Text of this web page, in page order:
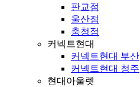
판교점
울산점
충청점
커넥트현대
커넥트현대 부산
커넥트현대 청주
현대아울렛